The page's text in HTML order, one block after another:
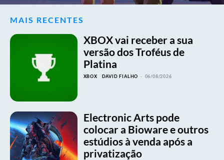
MAIS RECENTES
XBOX vai receber a sua
versão dos Troféus de
Platina
XBOX DAVID FIALHO - 06/08/2026
Electronic Arts pode
colocar a Bioware e outros
estúdios à venda após a
privatização